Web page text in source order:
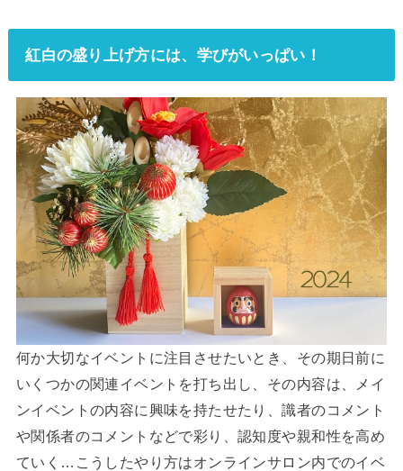
紅白の盛り上げ方には、学びがいっぱい！
何か大切なイベントに注目させたいとき、その期日前に
いくつかの関連イベントを打ち出し、その内容は、メイ
ンイベントの内容に興味を持たせたり、識者のコメント
や関係者のコメントなどで彩り、認知度や親和性を高め
ていく…こうしたやり方はオンラインサロン内でのイベ